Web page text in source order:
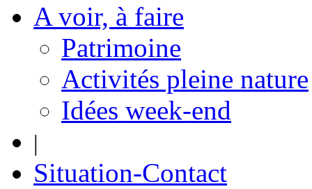
A voir, à faire
Patrimoine
Activités pleine nature
Idées week-end
|
Situation-Contact